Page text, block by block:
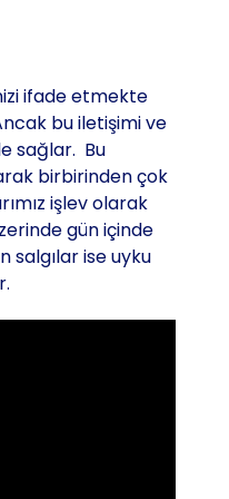
ifade etmekte
bu iletişimi ve
sağlar. Bu
birbirinden çok
işlev olarak
gün içinde
salgılar ise uyku